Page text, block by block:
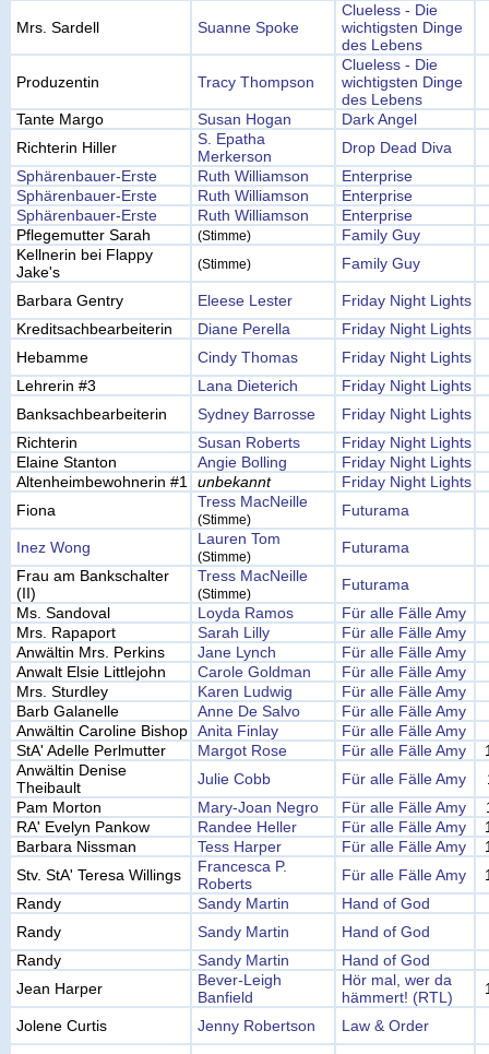
Mrs. Sardell Suanne Spoke
Clueless - Die
wichtigsten Dinge
des Lebens
Produzentin Tracy Thompson
Clueless - Die
wichtigsten Dinge
des Lebens
Tante Margo
Susan Hogan
Dark Angel
Richterin Hiller
S. Epatha
Merkerson
Drop Dead Diva
Sphärenbauer-Erste
Ruth Williamson
Enterprise
Sphärenbauer-Erste
Ruth Williamson
Enterprise
Sphärenbauer-Erste
Ruth Williamson
Enterprise
Pflegemutter Sarah
(Stimme)
Family Guy
Kellnerin bei Flappy
Jake's
(Stimme) Family Guy
Barbara Gentry Eleese Lester
Friday Night Lights
Kreditsachbearbeiterin
Diane Perella
Friday Night Lights
Hebamme
Cindy Thomas
Friday Night Lights
Lehrerin #3
Lana Dieterich
Friday Night Lights
Banksachbearbeiterin
Sydney Barrosse
Friday Night Lights
Richterin
Susan Roberts
Friday Night Lights
Elaine Stanton
Angie Bolling
Friday Night Lights
Altenheimbewohnerin #1
unbekannt
Friday Night Lights
Fiona
Tress MacNeille
(Stimme)
Futurama
Inez Wong Lauren Tom
(Stimme)
Futurama
Frau am Bankschalter
(II)
Tress MacNeille
(Stimme)
Futurama
Ms. Sandoval
Loyda Ramos
Für alle Fälle Amy
Mrs. Rapaport
Sarah Lilly
Für alle Fälle Amy
Anwältin Mrs. Perkins
Jane Lynch
Für alle Fälle Amy
Anwalt Elsie Littlejohn
Carole Goldman
Für alle Fälle Amy
Mrs. Sturdley
Karen Ludwig
Für alle Fälle Amy
Barb Galanelle
Anne De Salvo
Für alle Fälle Amy
Anwältin Caroline Bishop Anita Finlay
Für alle Fälle Amy
StA' Adelle Perlmutter
Margot Rose Für alle Fälle Amy
Anwältin Denise
Theibault
Julie Cobb Für alle Fälle Amy
Pam Morton
Mary-Joan Negro Für alle Fälle Amy
RA' Evelyn Pankow
Randee Heller Für alle Fälle Amy
Barbara Nissman
Tess Harper Für alle Fälle Amy
Stv. StA' Teresa Willings
Francesca P.
Roberts
Für alle Fälle Amy
Randy
Sandy Martin
Hand of God
Randy
Sandy Martin
Hand of God
Randy
Sandy Martin
Hand of God
Jean Harper
Bever-Leigh
Banfield
Hör mal, wer da
hämmert! (RTL)
Jolene Curtis Jenny Robertson Law & Order